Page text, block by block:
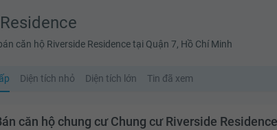
căn hộ Riverside Residence tại Quận 7, Hồ Chí Minh
Diện tích nhỏ Diện tích lớn Tin đã xem
căn hộ chung cư Chung cư Riverside Residence